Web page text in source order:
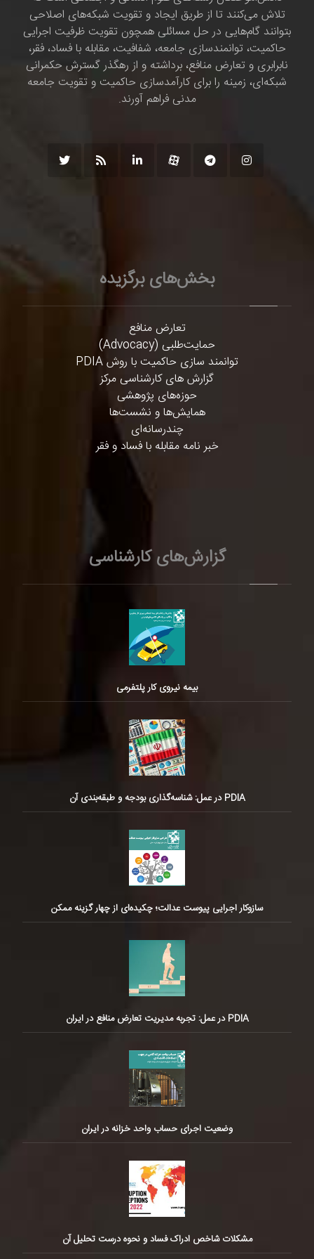
تلاش می‌کنند تا از طریق ایجاد و تقویت شبکه‌های اصلاحی
بتوانند گام‌هایی در حل مسائلی همچون تقویت ظرفیت اجرایی
حاکمیت، توانمندسازی جامعه، شفافیت، مقابله با فساد، فقر،
نابرابری و تعارض منافع، برداشته و از رهگذر گسترش حکمرانی
شبکه‌ای، زمینه را برای کارآمدسازی حاکمیت و تقویت جامعه
مدنی فراهم آورند.
بخش‌های برگزیده
تعارض منافع
حمایت‌طلبی (Advocacy)
توانمند سازی حاکمیت با روش PDIA
گزارش های کارشناسی مرکز
حوزه‌های پژوهشی
همایش‌ها و نشست‌ها
چندرسانه‌ای
خبر نامه مقابله با فساد و فقر
گزارش‌های کارشناسی
بیمه نیروی کار پلتفرمی
PDIA در عمل: شناسه‌گذاری بودجه و طبقه‌بندی آن
سازوکار اجرایی پیوست عدالت؛ چکیده‌ای از چهار گزینه ممکن
PDIA در عمل: تجربه مدیریت تعارض منافع در ایران
وضعیت اجرای حساب واحد خزانه در ایران
مشکلات شاخص ادراک فساد و نحوه درست تحلیل آن